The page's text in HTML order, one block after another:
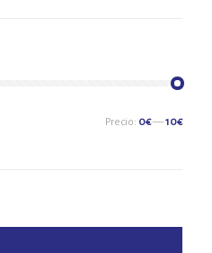
Precio: 0€—10€